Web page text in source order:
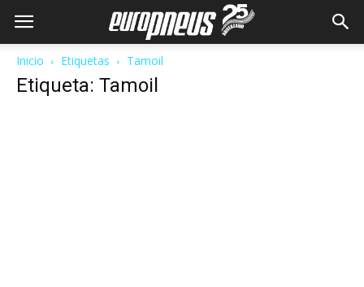
Inicio Etiquetas Tamoil
Etiqueta: Tamoil